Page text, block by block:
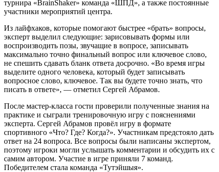
турнира «BrainShaker» команда «ШПД», а также постоянные
участники мероприятий центра.
Из лайфхаков, которые помогают быстрее «брать» вопросы,
эксперт выделил следующие: зарисовывать формы или
воспроизводить позы, звучащие в вопросе, записывать
максимально точно финальный вопрос или ключевое слово,
не спешить сдавать бланк ответа досрочно. «Во время игры
выделите одного человека, который будет записывать
вопросное слово, ключевое. Так вы будете точно знать, что
писать в ответе», — отметил Сергей Абрамов.
После мастер-класса гости проверили полученные знания на
практике и сыграли тренировочную игру с пояснениями
эксперта. Сергей Абрамов провёл игру в формате
спортивного «Что? Где? Когда?». Участникам предстояло дать
ответ на 24 вопроса. Все вопросы были написаны экспертом,
поэтому игроки могли услышать комментарии и обсудить их с
самим автором. Участие в игре приняли 7 команд.
Победителем стала команда «Тутэйшыя».